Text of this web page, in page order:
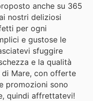
anche su 365
nostri deliziosi
per ogni
e gustose le
sfuggire
e la qualità
Mare, con offerte
promozioni sono
quindi affrettatevi!